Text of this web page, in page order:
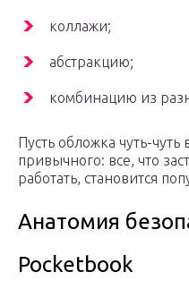
коллажи;
абстракцию;
комбинацию из
Пусть обложка чуть-чуть
привычного: все, что
работать, становится
Анатомия
Pocketbook